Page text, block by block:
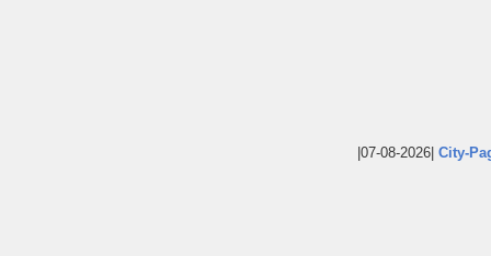
|07-08-2026| City-